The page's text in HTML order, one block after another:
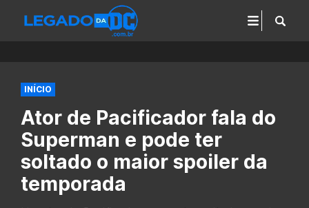
INÍCIO
Ator de Pacificador fala do
Superman e pode ter
soltado o maior spoiler da
temporada